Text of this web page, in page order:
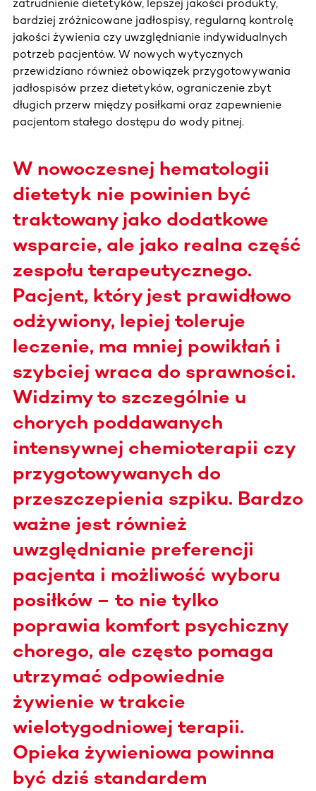
zatrudnienie dietetyków, lepszej jakości produkty,
bardziej zróżnicowane jadłospisy, regularną kontrolę
jakości żywienia czy uwzględnianie indywidualnych
potrzeb pacjentów. W nowych wytycznych
przewidziano również obowiązek przygotowywania
jadłospisów przez dietetyków, ograniczenie zbyt
długich przerw między posiłkami oraz zapewnienie
pacjentom stałego dostępu do wody pitnej.
W nowoczesnej hematologii
dietetyk nie powinien być
traktowany jako dodatkowe
wsparcie, ale jako realna część
zespołu terapeutycznego.
Pacjent, który jest prawidłowo
odżywiony, lepiej toleruje
leczenie, ma mniej powikłań i
szybciej wraca do sprawności.
Widzimy to szczególnie u
chorych poddawanych
intensywnej chemioterapii czy
przygotowywanych do
przeszczepienia szpiku. Bardzo
ważne jest również
uwzględnianie preferencji
pacjenta i możliwość wyboru
posiłków – to nie tylko
poprawia komfort psychiczny
chorego, ale często pomaga
utrzymać odpowiednie
żywienie w trakcie
wielotygodniowej terapii.
Opieka żywieniowa powinna
być dziś standardem